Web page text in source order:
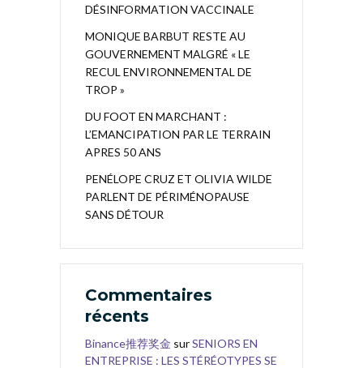
DÉSINFORMATION VACCINALE
MONIQUE BARBUT RESTE AU
GOUVERNEMENT MALGRÉ « LE
RECUL ENVIRONNEMENTAL DE
TROP »
DU FOOT EN MARCHANT :
L’EMANCIPATION PAR LE TERRAIN
APRES 50 ANS
PENÉLOPE CRUZ ET OLIVIA WILDE
PARLENT DE PÉRIMÉNOPAUSE
SANS DÉTOUR
Commentaires
récents
Binance推荐奖金 surSENIORS EN
ENTREPRISE : LES STÉRÉOTYPES SE